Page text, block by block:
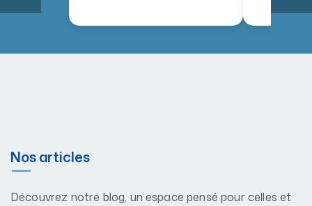
Nos articles
Découvrez notre blog, un espace pensé pour celles et